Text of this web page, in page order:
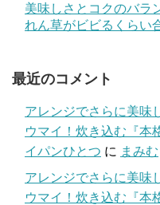
美味しさとコクのバラ
れん草がビビるくらい
最近のコメント
アレンジでさらに美味
ウマイ！炊き込む『本
イパンひとつ に まみむ
アレンジでさらに美味
ウマイ！炊き込む『本